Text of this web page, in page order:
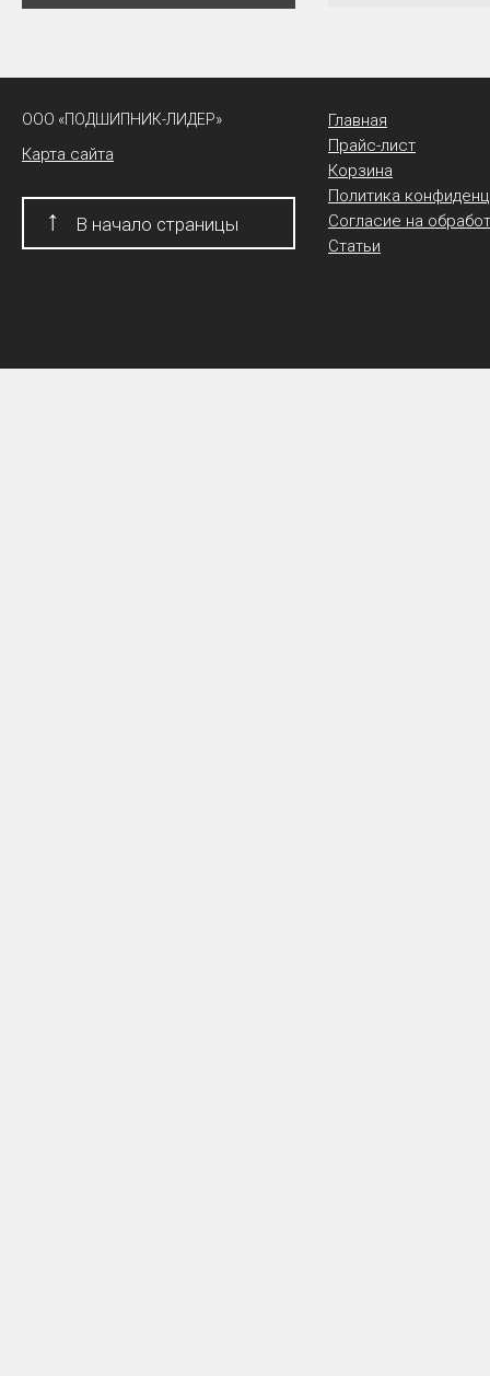
ООО «ПОДШИПНИК-ЛИДЕР»
Карта сайта
↑ В начало страницы
Главная
Прайс-лист
Корзина
Политика
Согласие на
Статьи